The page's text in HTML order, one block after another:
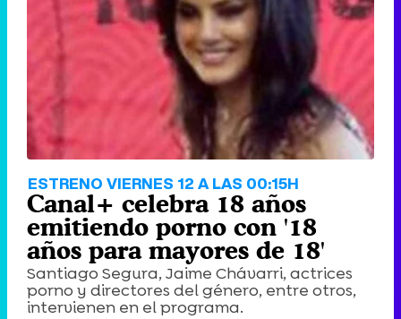
ESTRENO VIERNES 12 A LAS 00:15H
Canal+ celebra 18 años
emitiendo porno con '18
años para mayores de 18'
Santiago Segura, Jaime Chávarri, actrices
porno y directores del género, entre otros,
intervienen en el programa.